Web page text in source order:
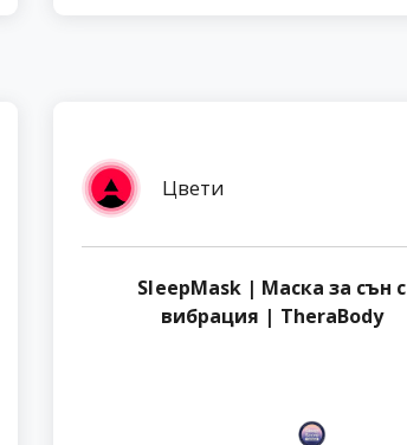
Цвети
SleepMask | Маска за сън с
вибрация | TheraBody